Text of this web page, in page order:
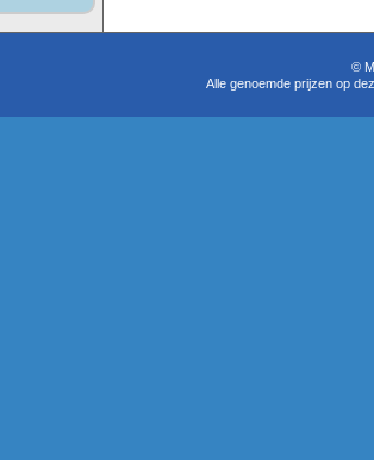
©
Alle genoemde prijzen op